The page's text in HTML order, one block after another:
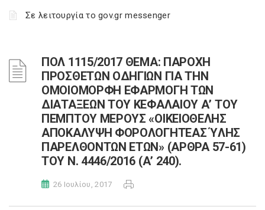
Σε λειτουργία το gov.gr messenger
ΠΟΛ 1115/2017 ΘΕΜΑ: ΠΑΡΟΧΗ
ΠΡΟΣΘΕΤΩΝ ΟΔΗΓΙΩΝ ΓΙΑ ΤΗΝ
ΟΜΟΙΟΜΟΡΦΗ ΕΦΑΡΜΟΓΗ ΤΩΝ
ΔΙΑΤΑΞΕΩΝ ΤΟΥ ΚΕΦΑΛΑΙΟΥ Α’ ΤΟΥ
ΠΕΜΠΤΟΥ ΜΕΡΟΥΣ «ΟΙΚΕΙΟΘΕΛΗΣ
ΑΠΟΚΑΛΥΨΗ ΦΟΡΟΛΟΓΗΤΕΑΣ ΎΛΗΣ
ΠΑΡΕΛΘΟΝΤΩΝ ΕΤΩΝ» (ΑΡΘΡΑ 57-61)
ΤΟΥ Ν. 4446/2016 (Α’ 240).
26 Ιουλίου, 2017